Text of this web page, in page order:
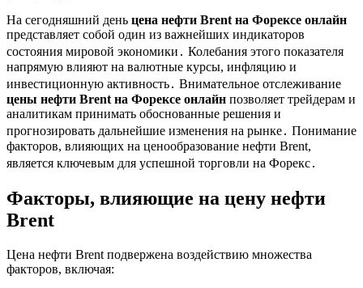
На сегодняшний день цена нефти Brent на Форексе онлайн
представляет собой один из важнейших индикаторов
состояния мировой экономики․ Колебания этого показателя
напрямую влияют на валютные курсы, инфляцию и
инвестиционную активность․ Внимательное отслеживание
цены нефти Brent на Форексе онлайн позволяет трейдерам и
аналитикам принимать обоснованные решения и
прогнозировать дальнейшие изменения на рынке․ Понимание
факторов, влияющих на ценообразование нефти Brent,
является ключевым для успешной торговли на Форекс․
Факторы, влияющие на цену нефти
Brent
Цена нефти Brent подвержена воздействию множества
факторов, включая: